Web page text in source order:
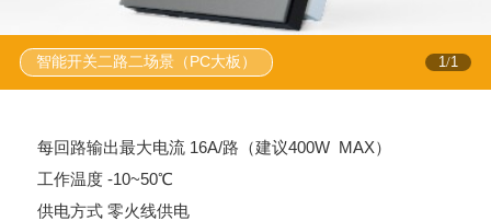
智能开关二路二场景（PC大板） 1 /1
每回路输出最大电流 16A/路（建议400W MAX）
工作温度 -10~50℃
供电方式 零火线供电